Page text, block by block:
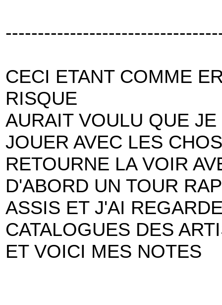
CECI ETANT COMME
RISQUE
AURAIT VOULU QUE
JOUER AVEC LES
RETOURNE LA VOIR
D'ABORD UN TOUR
ASSIS ET J'AI
CATALOGUES DES
ET VOICI MES NOTES